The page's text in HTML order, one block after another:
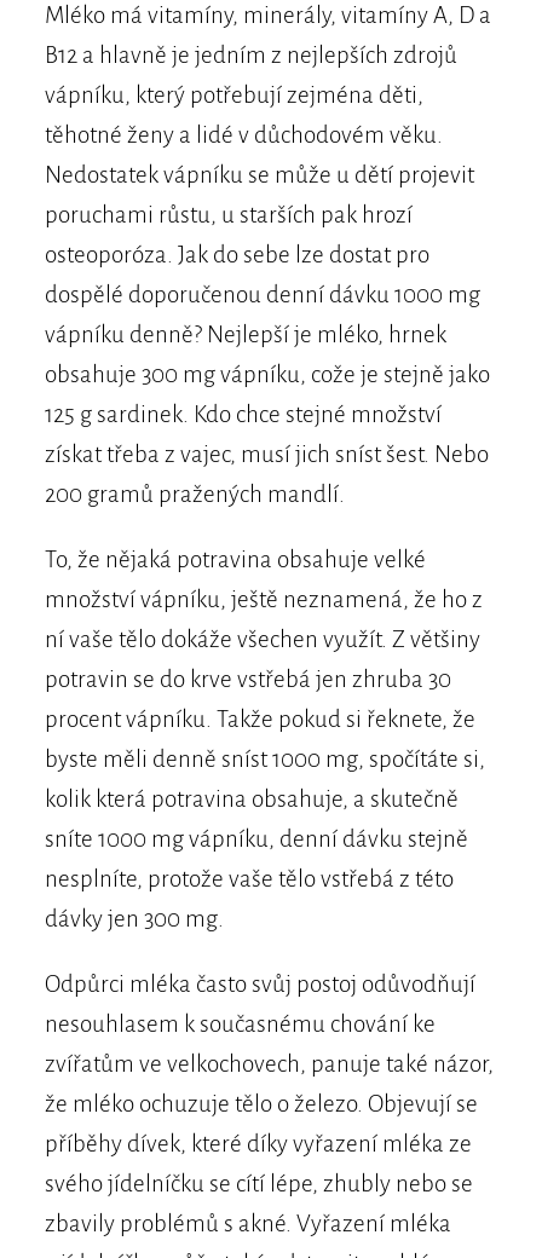
Mléko má vitamíny, minerály, vitamíny A, D a
B12 a hlavně je jedním z nejlepších zdrojů
vápníku, který potřebují zejména děti,
těhotné ženy a lidé v důchodovém věku.
Nedostatek vápníku se může u dětí projevit
poruchami růstu, u starších pak hrozí
osteoporóza. Jak do sebe lze dostat pro
dospělé doporučenou denní dávku 1000 mg
vápníku denně? Nejlepší je mléko, hrnek
obsahuje 300 mg vápníku, cože je stejně jako
125 g sardinek. Kdo chce stejné množství
získat třeba z vajec, musí jich sníst šest. Nebo
200 gramů pražených mandlí.
To, že nějaká potravina obsahuje velké
množství vápníku, ještě neznamená, že ho z
ní vaše tělo dokáže všechen využít. Z většiny
potravin se do krve vstřebá jen zhruba 30
procent vápníku. Takže pokud si řeknete, že
byste měli denně sníst 1000 mg, spočítáte si,
kolik která potravina obsahuje, a skutečně
sníte 1000 mg vápníku, denní dávku stejně
nesplníte, protože vaše tělo vstřebá z této
dávky jen 300 mg.
Odpůrci mléka často svůj postoj odůvodňují
nesouhlasem k současnému chování ke
zvířatům ve velkochovech, panuje také názor,
že mléko ochuzuje tělo o železo. Objevují se
příběhy dívek, které díky vyřazení mléka ze
svého jídelníčku se cítí lépe, zhubly nebo se
zbavily problémů s akné. Vyřazení mléka